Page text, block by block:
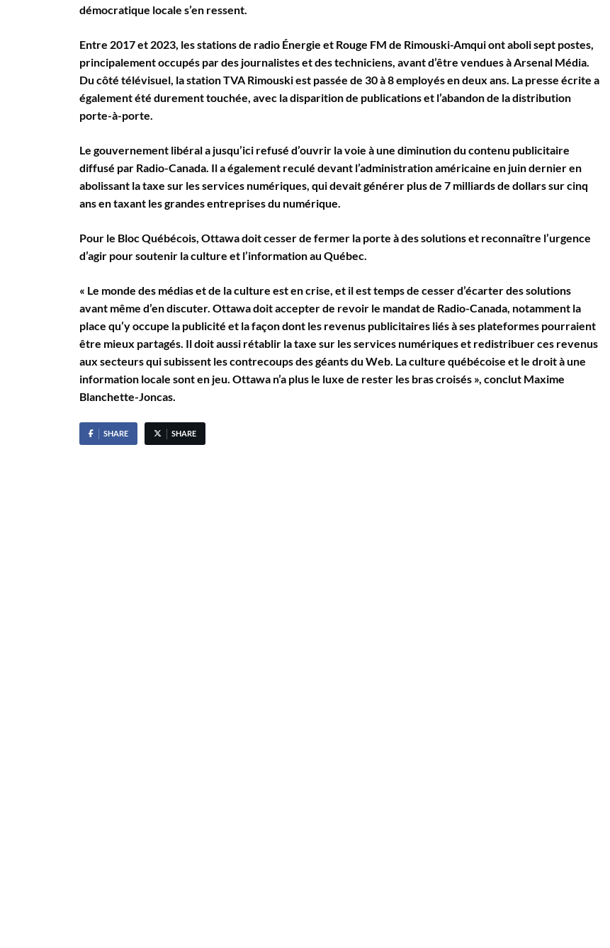
démocratique locale s’en ressent.
Entre 2017 et 2023, les stations de radio Énergie et Rouge FM de Rimouski-Amqui ont aboli sept postes,
principalement occupés par des journalistes et des techniciens, avant d’être vendues à Arsenal Média.
Du côté télévisuel, la station TVA Rimouski est passée de 30 à 8 employés en deux ans. La presse écrite a
également été durement touchée, avec la disparition de publications et l’abandon de la distribution
porte-à-porte.
Le gouvernement libéral a jusqu’ici refusé d’ouvrir la voie à une diminution du contenu publicitaire
diffusé par Radio-Canada. Il a également reculé devant l’administration américaine en juin dernier en
abolissant la taxe sur les services numériques, qui devait générer plus de 7 milliards de dollars sur cinq
ans en taxant les grandes entreprises du numérique.
Pour le Bloc Québécois, Ottawa doit cesser de fermer la porte à des solutions et reconnaître l’urgence
d’agir pour soutenir la culture et l’information au Québec.
« Le monde des médias et de la culture est en crise, et il est temps de cesser d’écarter des solutions
avant même d’en discuter. Ottawa doit accepter de revoir le mandat de Radio-Canada, notamment la
place qu’y occupe la publicité et la façon dont les revenus publicitaires liés à ses plateformes pourraient
être mieux partagés. Il doit aussi rétablir la taxe sur les services numériques et redistribuer ces revenus
aux secteurs qui subissent les contrecoups des géants du Web. La culture québécoise et le droit à une
information locale sont en jeu. Ottawa n’a plus le luxe de rester les bras croisés », conclut Maxime
Blanchette-Joncas.
SHARE SHARE